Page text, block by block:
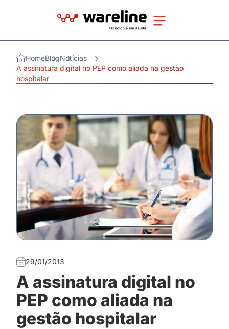
HomeBlogNotícias
A assinatura digital no PEP como aliada na gestão
hospitalar
29/01/2013
A assinatura digital no
PEP como aliada na
gestão hospitalar